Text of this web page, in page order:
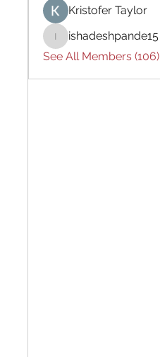
Kristofer Taylor
ishadeshpande15
ishadeshpande15
See All Members (106)